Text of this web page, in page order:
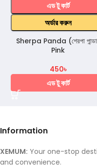
এড টু কার্ট
অর্ডার করুন
Sherpa Panda (শেরপা
Pink
450৳
এড টু কার্ট
Information
XEMUM: Your one-stop
and convenience.